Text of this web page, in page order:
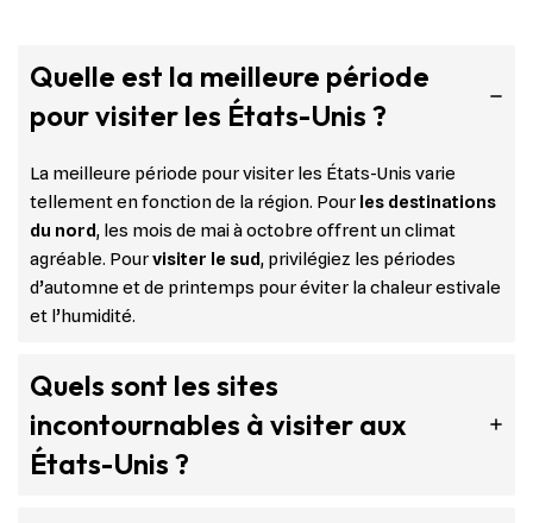
Quelle est la meilleure période
pour visiter les États-Unis ?
La meilleure période pour visiter les États-Unis varie
tellement en fonction de la région. Pour les destinations
du nord, les mois de mai à octobre offrent un climat
agréable. Pourvisiter le sud, privilégiez les périodes
d’automne et de printemps pour éviter la chaleur estivale
et l’humidité.
Quels sont les sites
incontournables à visiter aux
États-Unis ?